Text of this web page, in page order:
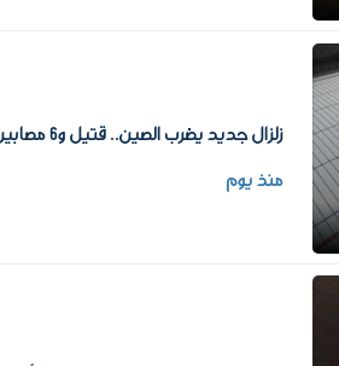
زلزال جديد يضرب الصين.. قتيل و6 مصابين واستنفار في إقليم سيتشوان
منذ يوم